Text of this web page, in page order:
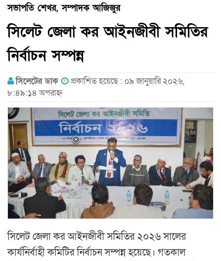
সভাপতি শেখর, সম্পাদক আজিজুর
সিলেট জেলা কর আইনজীবী সমিতির
নির্বাচন সম্পন্ন
সিলেটের ডাক
প্রকাশিত হয়েছে : ০৯ জানুয়ারি ২০২৬,
৮:৪৯:১৪ অপরাহ্ন
সিলেট জেলা কর আইনজীবী সমিতির ২০২৬ সালের
কার্যনির্বাহী কমিটির নির্বাচন সম্পন্ন হয়েছে। গতকাল